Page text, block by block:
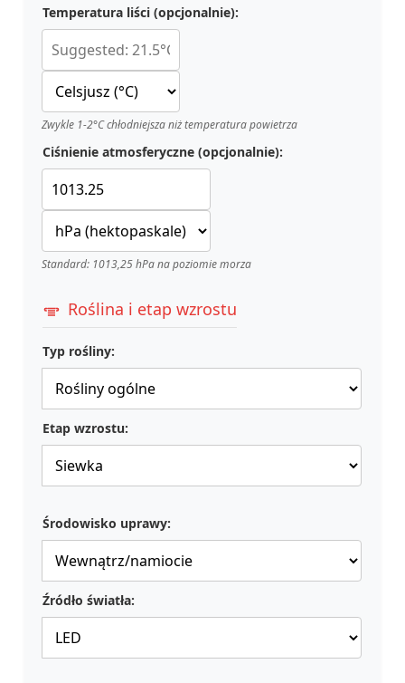
Temperatura liści (opcjonalnie):
Zwykle 1-2°C chłodniejsza niż temperatura powietrza
Ciśnienie atmosferyczne (opcjonalnie):
Standard: 1013,25 hPa na poziomie morza
Roślina i etap wzrostu
Typ rośliny:
Etap wzrostu:
Środowisko uprawy:
Źródło światła: